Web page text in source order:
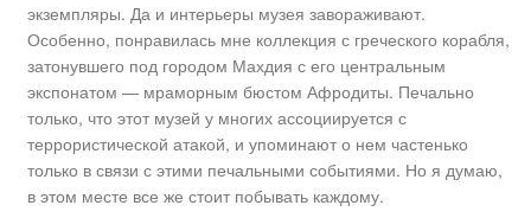
экземпляры. Да и интерьеры музея завораживают.
Особенно, понравилась мне коллекция с греческого корабля,
затонувшего под городом Махдия с его центральным
экспонатом — мраморным бюстом Афродиты. Печально
только, что этот музей у многих ассоциируется с
террористической атакой, и упоминают о нем частенько
только в связи с этими печальными событиями. Но я думаю,
в этом месте все же стоит побывать каждому.